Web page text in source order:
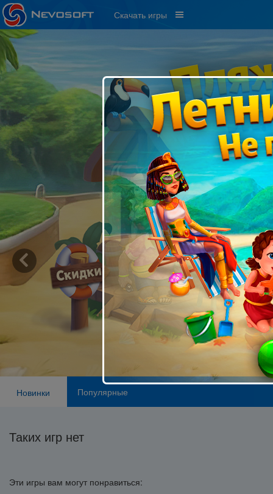
Скачать игры
Новинки Популярные
Таких игр нет
Эти игры вам могут понравиться: